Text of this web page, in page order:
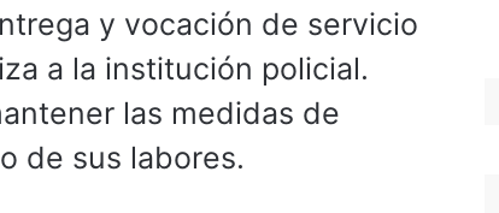
y vocación de servicio
a la institución policial.
las medidas de
de sus labores.